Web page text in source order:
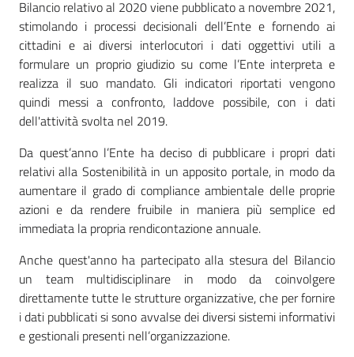
su
Bilancio relativo al 2020 viene pubblicato a novembre 2021,
stimolando i processi decisionali dell’Ente e fornendo ai
cittadini e ai diversi interlocutori i dati oggettivi utili a
formulare un proprio giudizio su come l’Ente interpreta e
realizza il suo mandato. Gli indicatori riportati vengono
quindi messi a confronto, laddove possibile, con i dati
dell'attività svolta nel 2019.
Da quest’anno l’Ente ha deciso di pubblicare i propri dati
relativi alla Sostenibilità in un apposito portale, in modo da
aumentare il grado di compliance ambientale delle proprie
azioni e da rendere fruibile in maniera più semplice ed
immediata la propria rendicontazione annuale.
Anche quest'anno ha partecipato alla stesura del Bilancio
un team multidisciplinare in modo da coinvolgere
direttamente tutte le strutture organizzative, che per fornire
i dati pubblicati si sono avvalse dei diversi sistemi informativi
e gestionali presenti nell’organizzazione.